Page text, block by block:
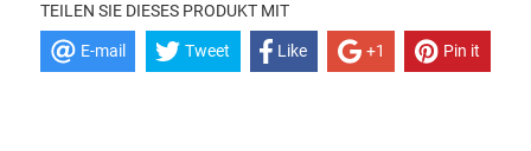
TEILEN SIE DIESES PRODUKT MIT
E-mail Tweet Like +1 Pin it